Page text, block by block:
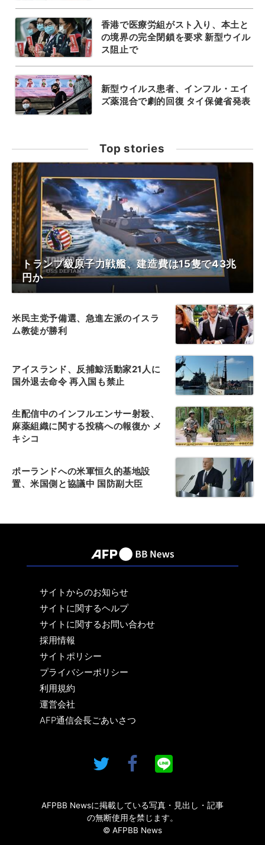
香港で医療労組がスト入り、本土と
の境界の完全閉鎖を要求 新型ウイル
ス阻止で
新型ウイルス患者、インフル・エイ
ズ薬混合で劇的回復 タイ保健省発表
Top stories
トランプ級原子力戦艦、建造費は15隻で43兆
円か
米民主党予備選、急進左派のイスラ
ム教徒が勝利
アイスランド、反捕鯨活動家21人に
国外退去命令 再入国も禁止
生配信中のインフルエンサー射殺、
麻薬組織に関する投稿への報復か メ
キシコ
ポーランドへの米軍恒久的基地設
置、米国側と協議中 国防副大臣
サイトからのお知らせ
サイトに関するヘルプ
サイトに関するお問い合わせ
採用情報
サイトポリシー
プライバシーポリシー
利用規約
運営会社
AFP通信会長ごあいさつ
AFPBB Newsに掲載している写真・見出し・記事
の無断使用を禁じます。
© AFPBB News